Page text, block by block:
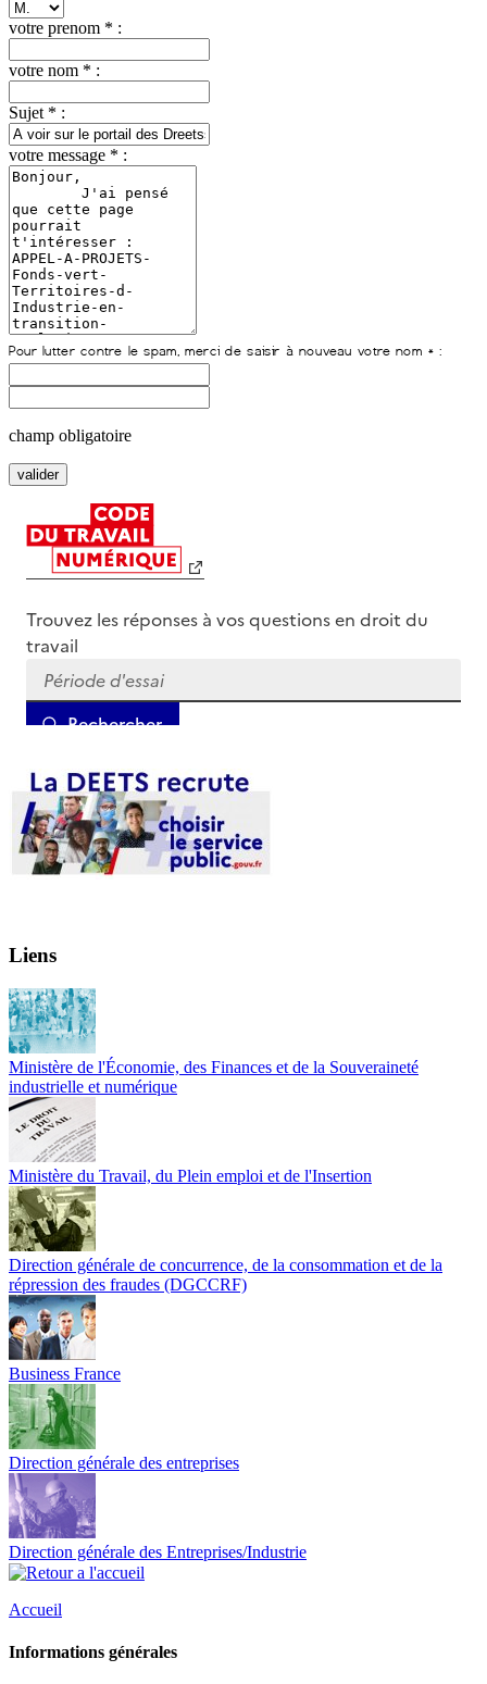
votre prenom * :
votre nom * :
Sujet * :
votre message * :
champ obligatoire
Liens
Ministère de l'Économie, des Finances et de la Souveraineté
industrielle et numérique
Ministère du Travail, du Plein emploi et de l'Insertion
Direction générale de concurrence, de la consommation et de la
répression des fraudes (DGCCRF)
Business France
Direction générale des entreprises
Direction générale des Entreprises/Industrie
Accueil
Informations générales